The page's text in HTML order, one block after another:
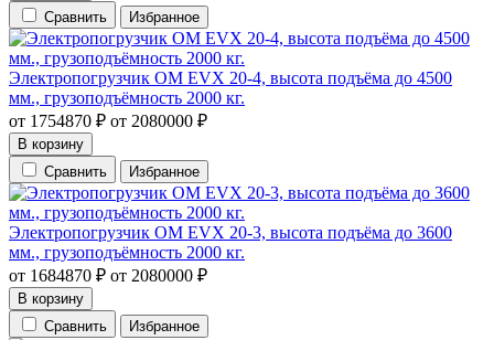
Сравнить
Избранное
Электропогрузчик OM EVX 20-4, высота подъёма до 4500
мм., грузоподъёмность 2000 кг.
от 1754870 ₽ от 2080000 ₽
В корзину
Сравнить
Избранное
Электропогрузчик OM EVX 20-3, высота подъёма до 3600
мм., грузоподъёмность 2000 кг.
от 1684870 ₽ от 2080000 ₽
В корзину
Сравнить
Избранное